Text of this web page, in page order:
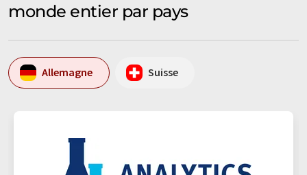
monde entier par pays
Allemagne Suisse